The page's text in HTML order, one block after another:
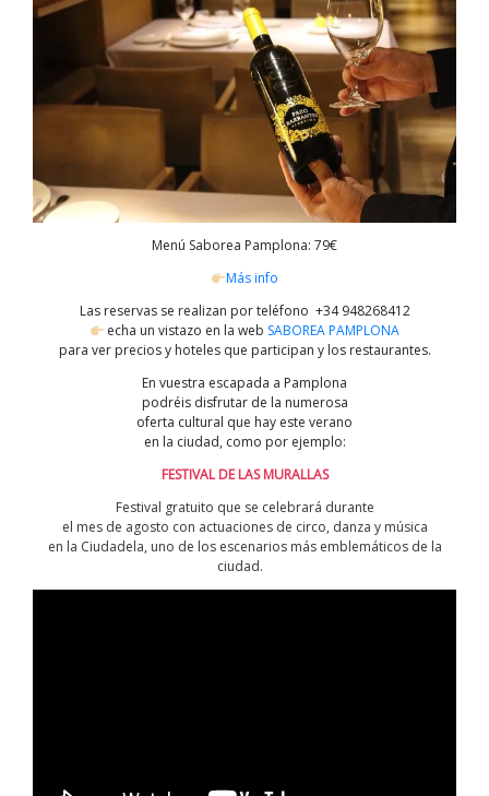
Menú Saborea Pamplona: 79€
Más info
Las reservas se realizan por teléfono +34 948268412
echa un vistazo en la web SABOREA PAMPLONA
para ver precios y hoteles que participan y los restaurantes.
En vuestra escapada a Pamplona
podréis disfrutar de la numerosa
oferta cultural que hay este verano
en la ciudad, como por ejemplo:
FESTIVAL DE LAS MURALLAS
Festival gratuito que se celebrará durante
el mes de agosto con actuaciones de circo, danza y música
en la Ciudadela, uno de los escenarios más emblemáticos de la
ciudad.